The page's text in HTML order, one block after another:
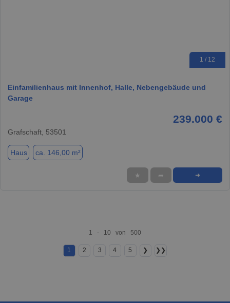
1 / 12
Einfamilienhaus mit Innenhof, Halle, Nebengebäude und
Garage
239.000 €
Grafschaft, 53501
Haus ca. 146,00 m²
★ ➦ ➜
1 - 10 von 500
1 2 3 4 5 ❯ ❯❯